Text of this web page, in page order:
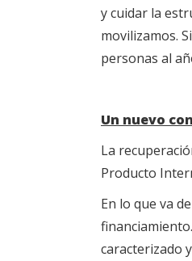
y cuidar la
movilizamos.
personas al
Un nuevo
La
Producto
En lo que va
caracterizado